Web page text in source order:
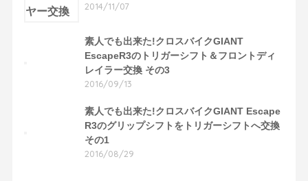
2014/11/07
素人でも出来た!クロスバイクGIANT
EscapeR3のトリガーシフト＆フロントディ
レイラー交換 その3
2016/09/13
素人でも出来た!クロスバイクGIANT Escape
R3のグリップシフトをトリガーシフトへ交換
その1
2016/08/29